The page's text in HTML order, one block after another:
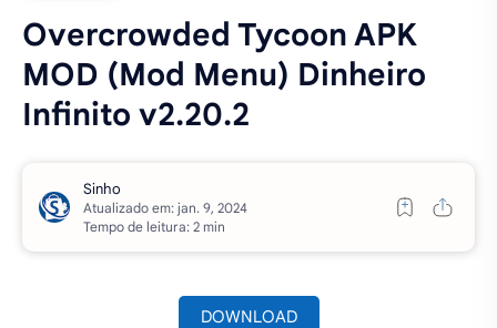
Overcrowded Tycoon APK
MOD (Mod Menu) Dinheiro
Infinito v2.20.2
Atualizado em:
Tempo de leitura: 2 min
DOWNLOAD